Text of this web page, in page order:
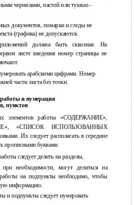
чернилами, пастой или тушью -
документов, помарки и следы не
(графика) не допускаются.
должна быть сквозная. На
листе введения номер страницы не
арабскими цифрами. Номер
части листа без точки.
и нумерация
пунктов
элементов работы «СОДЕРЖАНИЕ»,
«СПИСОК ИСПОЛЬЗОВАННЫХ
Их следует располагать в середине
прописными буквами.
следует делить на разделы,
необходимости, могут делиться на
на подпункты необходимо, чтобы
информацию.
и подпункты следует нумеровать